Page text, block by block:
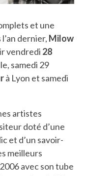
et une
dernier, Milow
vendredi 28
samedi 29
à Lyon et samedi
artistes
doté d’une
et d’un savoir-
meilleurs
avec son tube